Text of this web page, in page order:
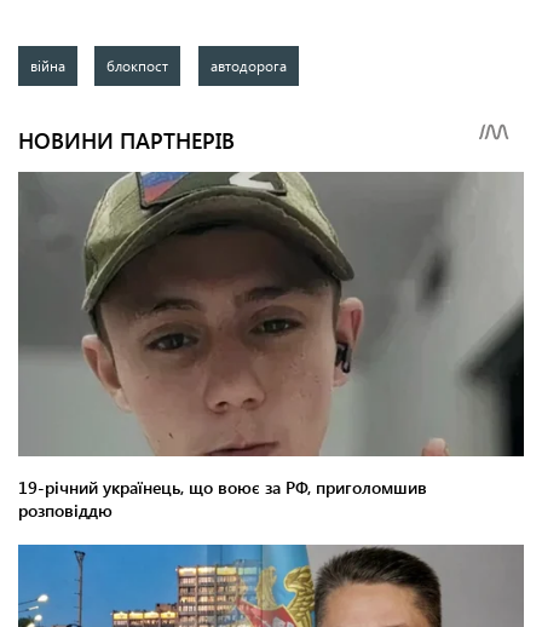
війна блокпост автодорога